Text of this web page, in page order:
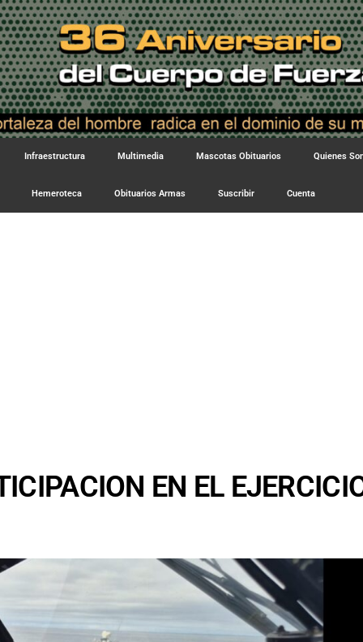
Infraestructura Multimedia Mascotas Obituarios Quienes
Hemeroteca Obituarios Armas Suscribir Cuenta
EN EL